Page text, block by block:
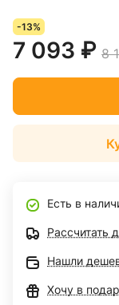
-13%
7 093 ₽ 8
Есть в
Рассчитать
Нашли
Хочу в